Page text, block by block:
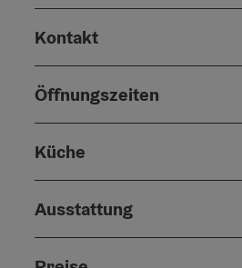
Kontakt
Öffnungszeiten
Küche
Ausstattung